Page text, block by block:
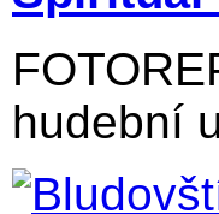
hudební